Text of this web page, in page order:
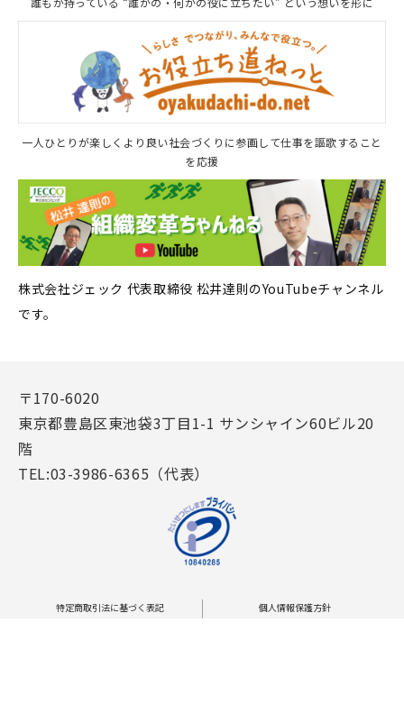
一人ひとりが楽しくより良い社会づくりに参画して仕事を謳歌すること
を応援
株式会社ジェック 代表取締役 松井達則のYouTubeチャンネル
です。
〒170-6020
東京都豊島区東池袋3丁目1-1 サンシャイン60ビル20
階
TEL:03-3986-6365（代表）
特定商取引法に基づく表記
個人情報保護方針